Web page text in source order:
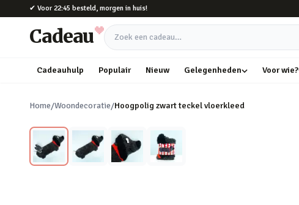
Naar hoofdinhoud
✔ Voor 22:45 besteld, morgen in huis!
Cadeau Zoek een cadeau
Cadeauhulp Populair Nieuw Gelegenheden Voor wie?
Home/Woondecoratie/Hoogpolig zwart teckel vloerkleed